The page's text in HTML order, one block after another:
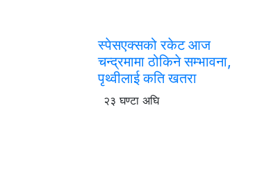
स्पेसएक्सको रकेट आज
चन्द्रमामा ठोकिने सम्भावना,
पृथ्वीलाई कति खतरा
२३ घण्टा अघि